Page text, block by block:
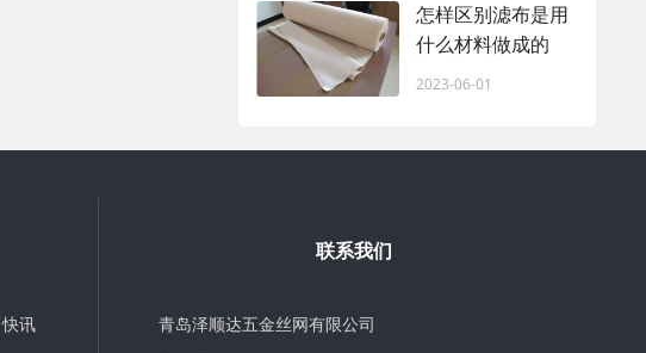
怎样区别滤布是用
什么材料做成的
2023-06-01
快讯
联系我们
青岛泽顺达五金丝网有限公司